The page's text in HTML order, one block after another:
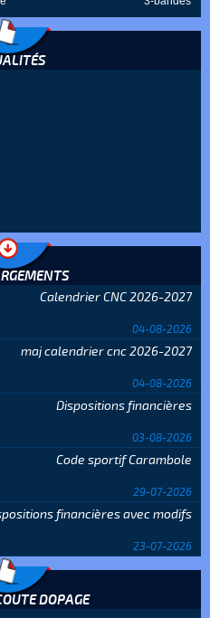
Calendrier CNC 2026-2027
04-08-2026
maj calendrier cnc 2026-2027
04-08-2026
Dispositions financières
03-08-2026
Code sportif Carambole
29-07-2026
financières avec modifs
23-07-2026
DOPAGE